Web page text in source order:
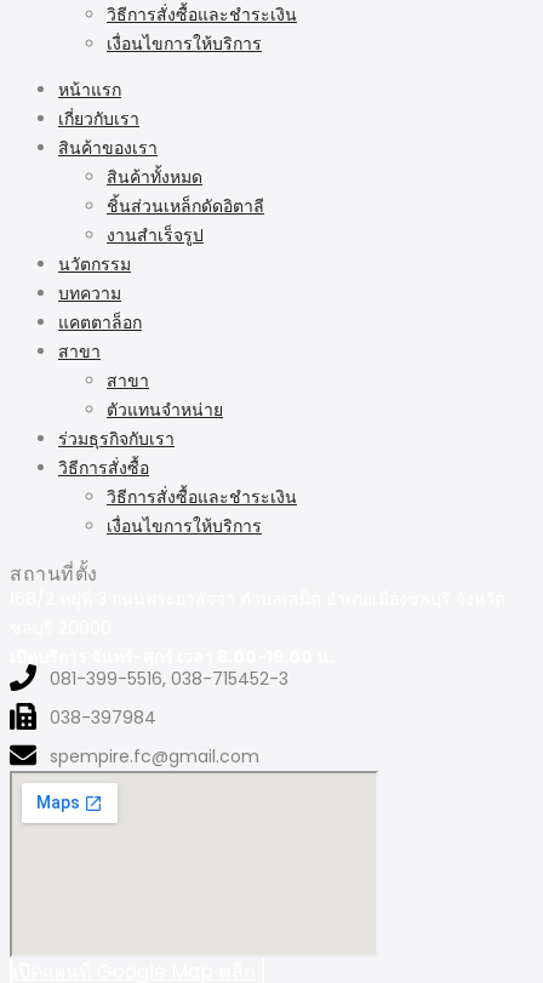
วิธีการสั่งซื้อและชำระเงิน
เงื่อนไขการให้บริการ
หน้าแรก
เกี่ยวกับเรา
สินค้าของเรา
สินค้าทั้งหมด
ชิ้นส่วนเหล็กดัดอิตาลี
งานสำเร็จรูป
นวัตกรรม
บทความ
แคตตาล็อก
สาขา
สาขา
ตัวแทนจำหน่าย
ร่วมธุรกิจกับเรา
วิธีการสั่งซื้อ
วิธีการสั่งซื้อและชำระเงิน
เงื่อนไขการให้บริการ
สถานที่ตั้ง
081-399-5516, 038-715452-3
038-397984
spempire.fc@gmail.com